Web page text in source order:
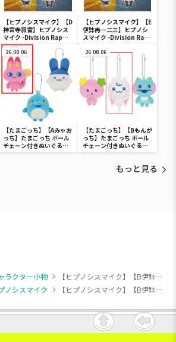
【ヒプノシスマイク】【D
神宮寺寂雷】ヒプノシス
マイク -Division Rap
Battle- ちびぐるみvol.2
【ヒプノシスマイク】【E
伊弉冉一二三】ヒプノシ
スマイク -Division Rap
26.08.06
【たまごっち】【Aみゃお
っち】たまごっち ボール
チェーン付きぬいぐるみ
～Tamagotchi
26.08.06
【たまごっち】【Bもんが
っち】たまごっち ボール
チェーン付きぬいぐるみ
～Tamagotchi
もっと見る
ラクター小物
【ヒプノシスマイク】【B伊弉冉一二三】ヒプノシスマイク -Division Rap Battle- ちびぐるみポーズ！スタンド付きアクリルフォトスティックvol.2
ノシスマイク 【ヒプノシスマイク】【B伊弉冉一二三】ヒプノシスマイク -Division Rap Battle- ちびぐるみポーズ！スタンド付きアクリルフォトスティックvol.2